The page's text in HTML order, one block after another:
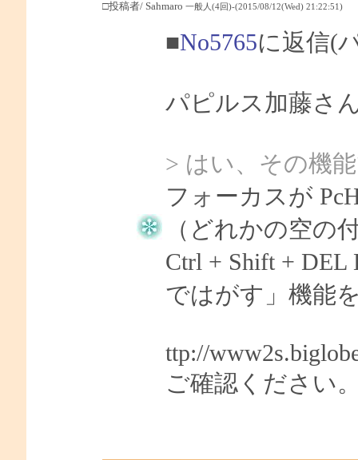
□投稿者/ Sahmaro 一般人(4回)-(2015/08/12(Wed) 21:22:51)
■No5765に返信(
パピルス加藤さ
> はい、その機
フォーカスが
（どれかの空の
Ctrl + Shift +
ではがす」機能
ttp://
ご確認ください